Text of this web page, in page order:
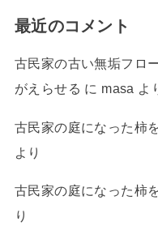
最近のコメント
古民家の古い無垢フロ
がえらせる に masa よ
古民家の庭になった柿
より
古民家の庭になった柿
り